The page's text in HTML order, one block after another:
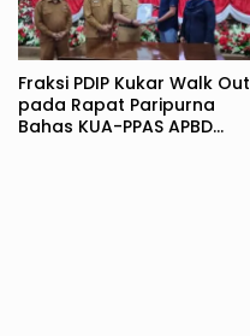
Fraksi PDIP Kukar Walk Out
pada Rapat Paripurna
Bahas KUA-PPAS APBD